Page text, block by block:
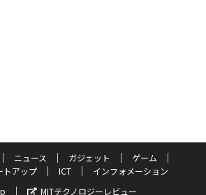
ニュース ガジェット
ゲーム
トアップ ICT
インフォメーション
MITテクノロジーレビュー